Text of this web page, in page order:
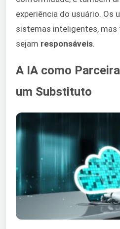
experiência do usuário. Os
sistemas inteligentes, mas
sejam responsáveis
A IA como
um Substituto